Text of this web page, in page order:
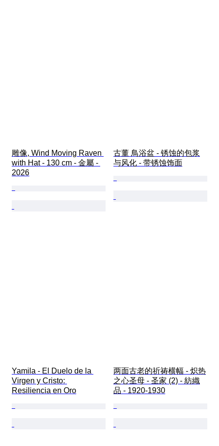
雕像, Wind Moving Raven
with Hat - 130 cm - 金屬 -
2026
古董 鳥浴盆 - 锈蚀的包浆
与风化 - 带锈蚀饰面
Yamila - El Duelo de la
Virgen y Cristo:
Resiliencia en Oro
两面古老的祈祷横幅 - 炽热
之心圣母 - 圣家 (2) - 紡織
品 - 1920-1930